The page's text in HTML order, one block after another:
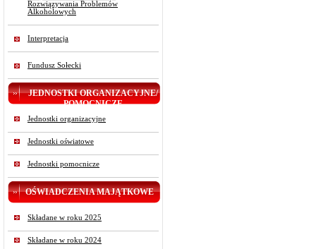
Rozwiązywania Problemów
Alkoholowych
Interpretacja
Fundusz Sołecki
JEDNOSTKI ORGANIZACYJNE/
POMOCNICZE
Jednostki organizacyjne
Jednostki oświatowe
Jednostki pomocnicze
OŚWIADCZENIA MAJĄTKOWE
Składane w roku 2025
Składane w roku 2024